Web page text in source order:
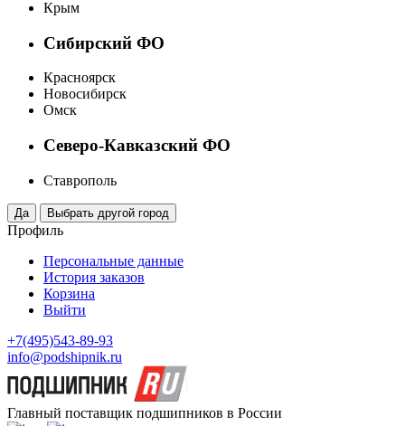
Крым
Сибирский ФО
Красноярск
Новосибирск
Омск
Северо-Кавказский ФО
Ставрополь
Профиль
Персональные данные
История заказов
Корзина
Выйти
+7(495)543-89-93
info@podshipnik.ru
Главный поставщик подшипников в России